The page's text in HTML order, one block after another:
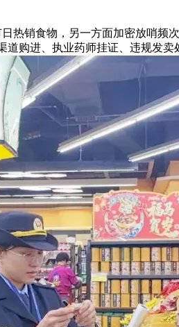
销食物，另一方面加密放哨频
道购进、执业药师挂证、违规发卖